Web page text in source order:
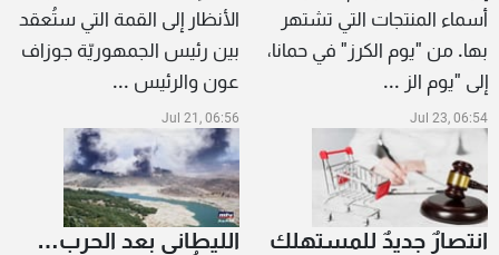
أسماء المنتجات التي تشتهر
بها. من "يوم الكرز" في حمانا،
إلى "يوم الز ...
Jul 23, 06:54
الأنظار إلى القمة التي ستُعقد
بين رئيس الجمهوريّة جوزاف
عون والرئيس ...
Jul 21, 06:56
انتصارٌ جديدٌ للمستهلك
الليطاني بعد الحرب…